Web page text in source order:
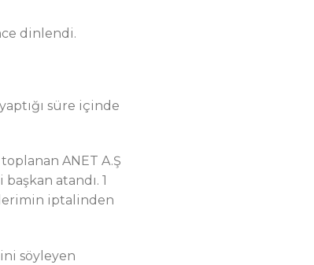
dinlendi.
süre içinde
ANET A.Ş
atandı. 1
iptalinden
söyleyen